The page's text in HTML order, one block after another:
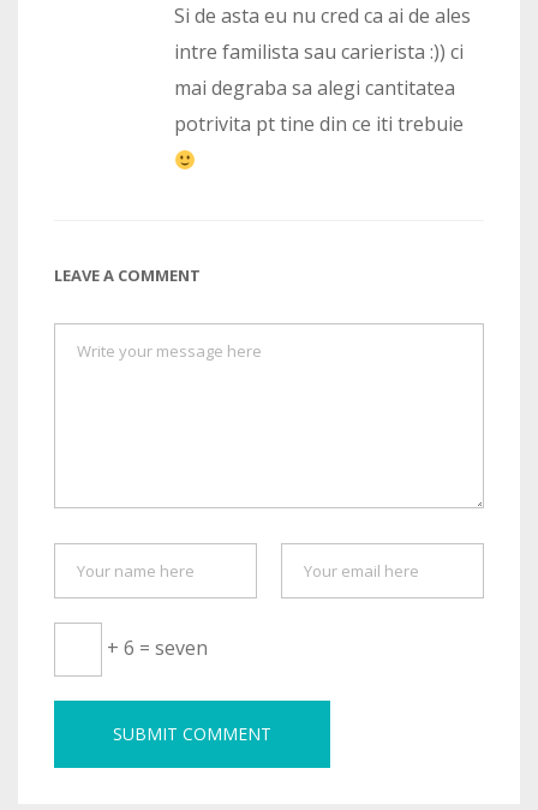
Si de asta eu nu cred ca ai de ales
intre familista sau carierista :)) ci
mai degraba sa alegi cantitatea
potrivita pt tine din ce iti trebuie
LEAVE A COMMENT
+ 6 = seven